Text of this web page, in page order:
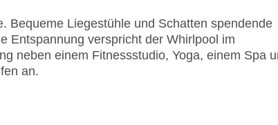
Bequeme Liegestühle und Schatten spendende
Entspannung verspricht der Whirlpool im
neben einem Fitnessstudio, Yoga, einem Spa
an.